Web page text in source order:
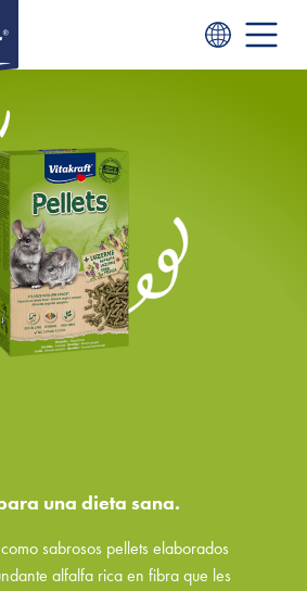
una dieta sana.
sabrosos pellets elaborados
alfalfa rica en fibra que les